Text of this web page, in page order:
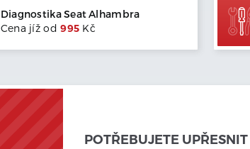
DiagnostikaSeatAlhambra
Cena jíž od995 Kč
POTŘEBUJETE